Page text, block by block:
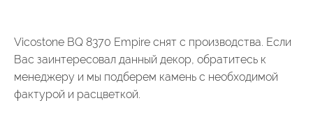
Vicostone BQ 8370 Empire снят с производства. Если
Вас заинтересовал данный декор, обратитесь к
менеджеру и мы подберем камень с необходимой
фактурой и расцветкой.